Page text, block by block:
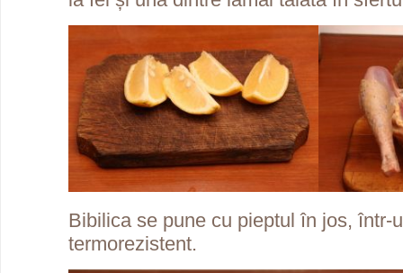
Bibilica se pune cu pieptul în jos, într-
termorezistent.